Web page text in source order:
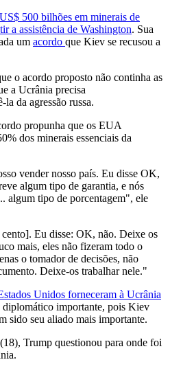
US$ 500 bilhões em minerais de
a assistência de Washington. Sua
um acordo que Kiev se recusou a
o acordo proposto não continha as
a Ucrânia precisa
la da agressão russa.
propunha que os EUA
dos minerais essenciais da
vender nosso país. Eu disse OK,
algum tipo de garantia, e nós
algum tipo de porcentagem", ele
Eu disse: OK, não. Deixe os
mais, eles não fizeram todo o
o tomador de decisões, não
Deixe-os trabalhar nele."
Unidos forneceram à Ucrânia
diplomático importante, pois Kiev
sido seu aliado mais importante.
Trump questionou para onde foi